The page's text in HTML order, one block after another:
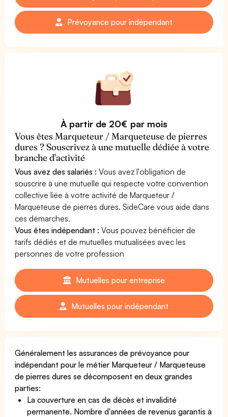
Prévoyance pour indépendant
À partir de 20€ par mois
Vous êtes Marqueteur / Marqueteuse de pierres
dures ? Souscrivez à une mutuelle dédiée à votre
branche d'activité
Vous avez des salariés : Vous avez l'obligation de
souscrire à une mutuelle qui respecte votre convention
collective liée à votre activité de Marqueteur /
Marqueteuse de pierres dures. SideCare vous aide dans
ces démarches.
Vous êtes indépendant : Vous pouvez bénéficier de
tarifs dédiés et de mutuelles mutualisées avec les
personnes de votre profession
Mutuelles pour entreprise
Mutuelles pour indépendant
Généralement les assurances de prévoyance pour
indépendant pour le métier Marqueteur / Marqueteuse
de pierres dures se décomposent en deux grandes
parties:
La couverture en cas de décès et invalidité
permanente. Nombre d'années de revenus garantis à